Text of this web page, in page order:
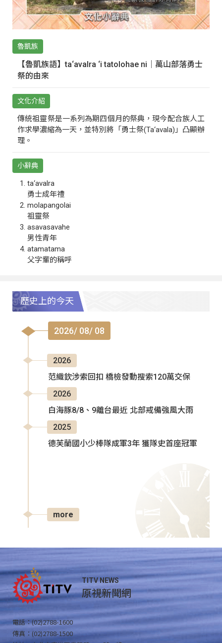
魯凱族
【魯凱族語】ta‘avalra ‘i tatolohae ni｜萬山部落勇士
祭的由來
文化介紹
傳統祖靈祭是一系列為期四個月的祭典，現今配合族人工
作求學濃縮為一天，並特別將「勇士祭(Ta‘avala)」凸顯辦
理。
小辭典
ta‘avalra
勇士成年禮
molapangolai
祖靈祭
asavasavahe
男性青年
atamatama
父字輩的稱呼
歷史上的今天
2026/ 08/ 08
2026
范織欽涉索回扣 橋檢發動搜索120萬交保
2026
白海豚8/8、9離台最近 北部戒備強風大雨
2025
德芙蘭國小少棒隊成軍3年 獲隊史首座冠軍
more
TITV NEWS
原視新聞網
電話：(02)2788-1600
傳真：(02)2788-1500